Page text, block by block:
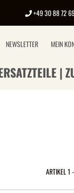
+49 30 88 72
NEWSLETTER MEIN
|
ARTIKEL